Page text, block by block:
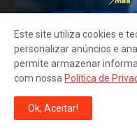
Este site utiliza cookies e
personalizar anúncios e
permite armazenar
com nossa Política de
Ok, Aceitar!